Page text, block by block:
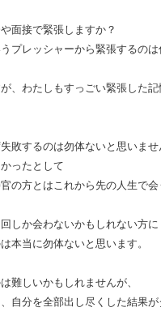
ー・
成
業
ス
カ
ウ
届
く
活
サ
面接で緊張しますか？
プレッシャーから緊張するの
、わたしもすっごい緊張した記
敗するのは勿体ないと思いませ
ったとして
の方とはこれから先の人生で会
しか会わないかもしれない方に
本当に勿体ないと思います。
難しいかもしれませんが、
自分を全部出し尽くした結果が